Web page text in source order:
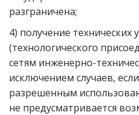
разграничена;
4) получение
(технологического
сетям инженерно-
исключением случаев,
разрешенным
не предусматривается